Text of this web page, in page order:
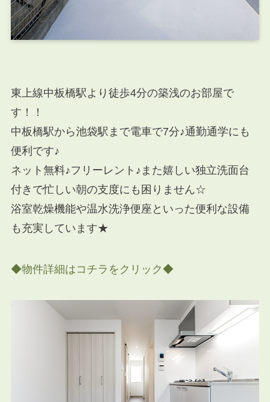
東上線中板橋駅より徒歩4分の築浅のお部屋で
す！！
中板橋駅から池袋駅まで電車で7分♪通勤通学にも
便利です♪
ネット無料♪フリーレント♪また嬉しい独立洗面台
付きで忙しい朝の支度にも困りません☆
浴室乾燥機能や温水洗浄便座といった便利な設備
も充実しています★
◆物件詳細はコチラをクリック◆